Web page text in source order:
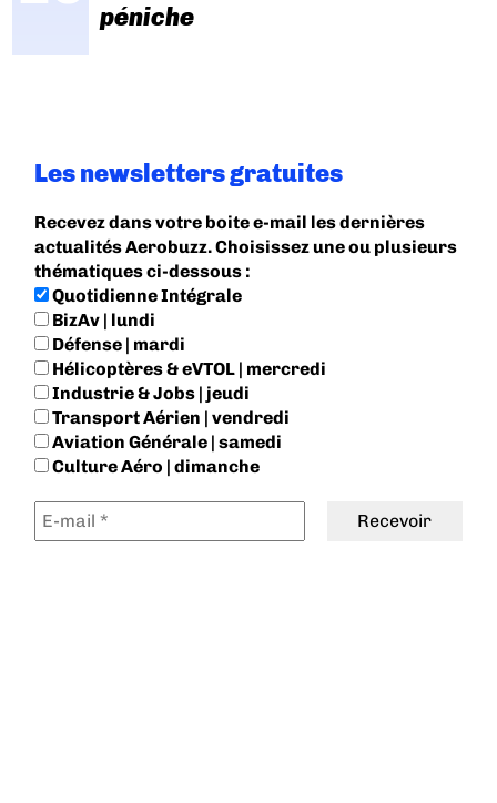
péniche
Les newsletters gratuites
Recevez dans votre boite e-mail les dernières
actualités Aerobuzz. Choisissez une ou plusieurs
thématiques ci-dessous :
Quotidienne Intégrale
BizAv | lundi
Défense | mardi
Hélicoptères & eVTOL | mercredi
Industrie & Jobs | jeudi
Transport Aérien | vendredi
Aviation Générale | samedi
Culture Aéro | dimanche